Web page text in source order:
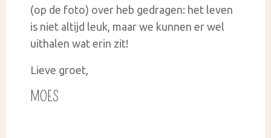
(op de foto) over heb gedragen: het leven
is niet altijd leuk, maar we kunnen er wel
uithalen wat erin zit!
Lieve groet,
MOES